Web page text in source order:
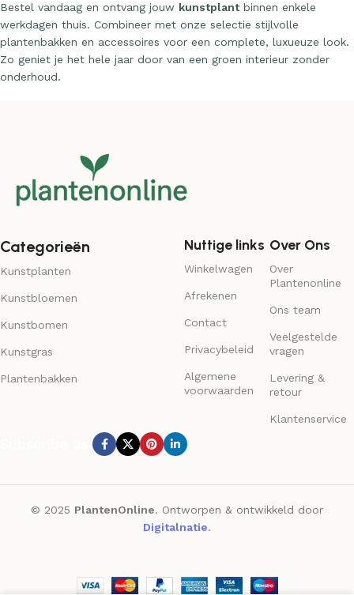
Bestel vandaag en ontvang jouw kunstplantbinnen enkele
werkdagen thuis. Combineer met onze selectie stijlvolle
plantenbakken en accessoires voor een complete, luxueuze look.
Zo geniet je het hele jaar door van een groen interieur zonder
onderhoud.
Categorieën
Kunstplanten
Kunstbloemen
Kunstbomen
Kunstgras
Plantenbakken
Nuttige links
Winkelwagen
Afrekenen
Contact
Privacybeleid
Algemene
voorwaarden
Over Ons
Over
Plantenonline
Ons team
Veelgestelde
vragen
Levering &
retour
Klantenservice
© 2025 PlantenOnline. Ontworpen & ontwikkeld door
Digitalnatie.